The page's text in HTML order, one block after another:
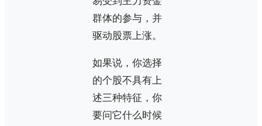
群体的参与，并
驱动股票上涨。
如果说，你选择
的个股不具有上
述三种特征，你
要问它什么时候